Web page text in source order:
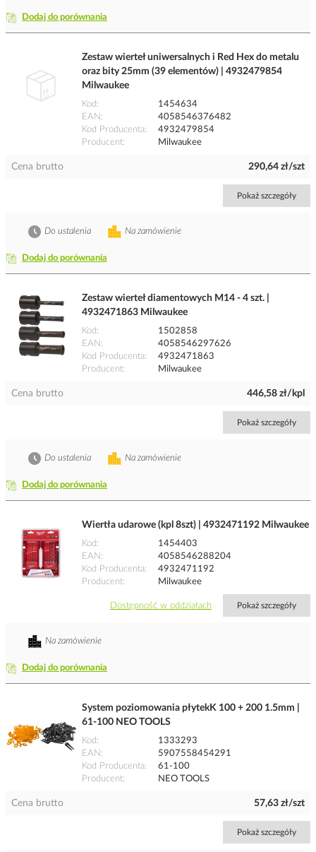
Dodaj do porównania
Zestaw wierteł uniwersalnych i Red Hex do metalu
oraz bity 25mm (39 elementów) | 4932479854
Milwaukee
Kod
1454634
EAN
4058546376482
Kod Producenta
4932479854
Producent
Milwaukee
Cena brutto 290,64 zł/szt
Pokaż szczegóły
Dodaj do porównania
Na zamówienie
Do ustalenia
Zestaw wierteł diamentowych M14 - 4 szt. |
4932471863 Milwaukee
Kod
1502858
EAN
4058546297626
Kod Producenta
4932471863
Producent
Milwaukee
Cena brutto 446,58 zł/kpl
Pokaż szczegóły
Dodaj do porównania
Na zamówienie
Do ustalenia
Wiertła udarowe (kpl 8szt) | 4932471192 Milwaukee
Kod
1454403
EAN
4058546288204
Kod Producenta
4932471192
Producent
Milwaukee
Dostępność w oddziałach Pokaż szczegóły
Dodaj do porównania
Na zamówienie
System poziomowania płytekK 100 + 200 1.5mm |
61-100 NEO TOOLS
Kod
1333293
EAN
5907558454291
Kod Producenta
61-100
Producent
NEO TOOLS
Cena brutto 57,63 zł/szt
Pokaż szczegóły